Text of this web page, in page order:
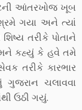
આંતરખોજ ખૂબ
ગયા અને ત્યાં
તરીકે પોતાને
તેમને કહ્યું કે હવે તમે
તરીકે કારભાર
ગુજરાન ચલાવવા
ઉઠી ગયું.